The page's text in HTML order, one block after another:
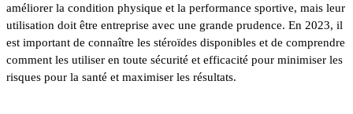
améliorer la condition physique et la performance sportive, mais leur
utilisation doit être entreprise avec une grande prudence. En 2023, il
est important de connaître les stéroïdes disponibles et de comprendre
comment les utiliser en toute sécurité et efficacité pour minimiser les
risques pour la santé et maximiser les résultats.